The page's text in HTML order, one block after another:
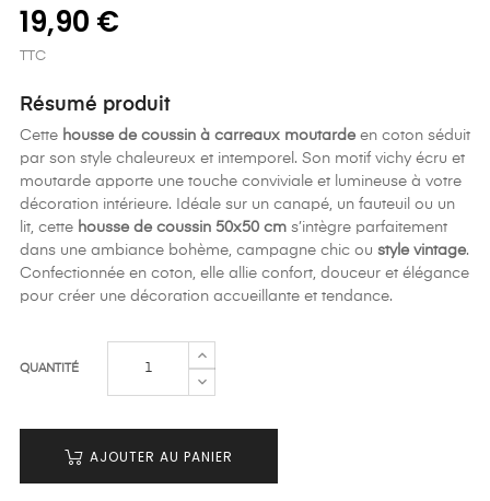
19,90 €
TTC
Résumé produit
Cette housse de coussin à carreaux moutardeen coton séduit
par son style chaleureux et intemporel. Son motif vichy écru et
moutarde apporte une touche conviviale et lumineuse à votre
décoration intérieure. Idéale sur un canapé, un fauteuil ou un
lit, cette housse de coussin 50x50 cm s’intègre parfaitement
dans une ambiance bohème, campagne chic ou style vintage.
Confectionnée en coton, elle allie confort, douceur et élégance
pour créer une décoration accueillante et tendance.
QUANTITÉ
AJOUTER AU PANIER